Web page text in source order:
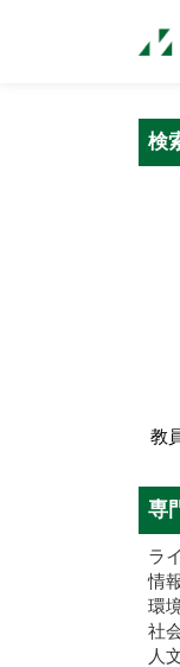
検
教
専
ラ
情
環
社
人